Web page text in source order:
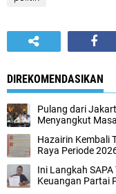
DIREKOMENDASIKAN
Pulang dari
Menyangkut
Hazairin Kembali
Raya Periode
Ini Langkah
Keuangan Partai